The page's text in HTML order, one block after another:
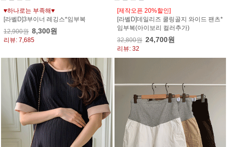
♥하나로는 부족해♥
[라벨D]3부이너 레깅스*임부복
12,900원 8,300원
리뷰: 7,685
[제작오픈 20%할인]
[라벨D]데일리즈 쿨링골지 와이드 팬츠*
임부복(아이보리 컬러추가)
32,800원 24,700원
리뷰: 32